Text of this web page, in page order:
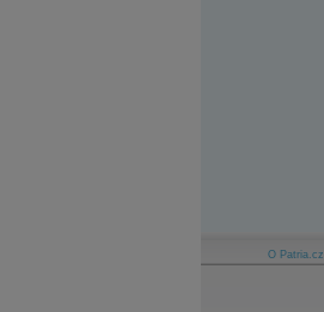
Databanka - Ceny
O Patria.cz